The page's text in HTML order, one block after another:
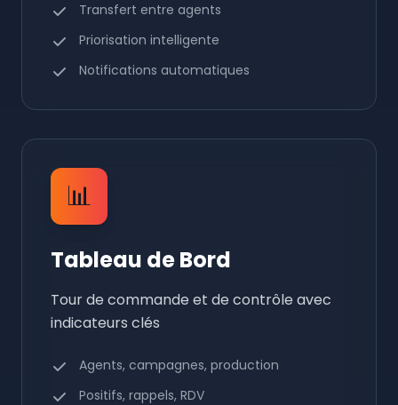
Transfert entre agents
Priorisation intelligente
Notifications automatiques
📊
Tableau de Bord
Tour de commande et de contrôle avec
indicateurs clés
Agents, campagnes, production
Positifs, rappels, RDV